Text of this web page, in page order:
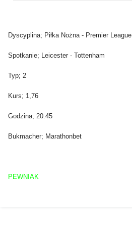
Dyscyplina; Piłka Nożna - Premier League
Spotkanie; Leicester - Tottenham
Typ; 2
Kurs; 1,76
Godzina; 20.45
Bukmacher; Marathonbet
PEWNIAK